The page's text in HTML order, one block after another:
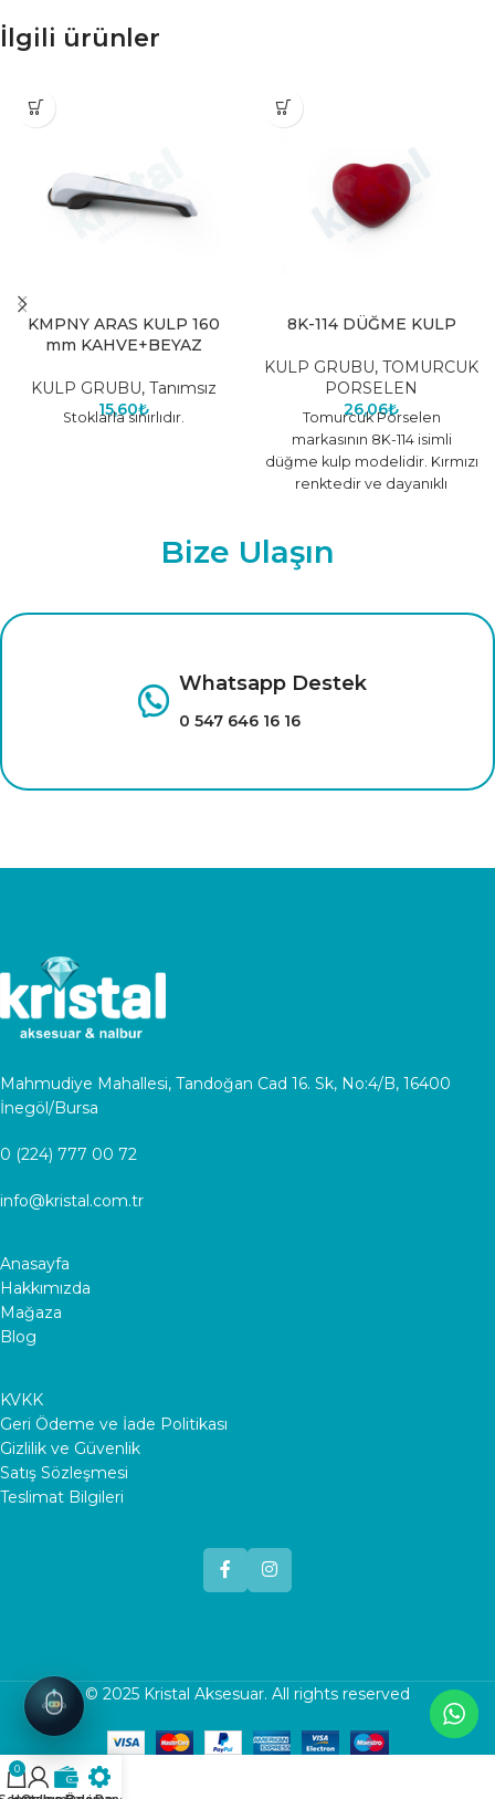
İlgili ürünler
KMPNY ARAS KULP 160
mm KAHVE+BEYAZ
KULP GRUBU, Tanımsız
15,60₺
Stoklarla sınırlıdır.
8K-114 DÜĞME KULP
KULP GRUBU, TOMURCUK
PORSELEN
26,06₺
Tomurcuk Porselen
markasının 8K-114 isimli
düğme kulp modelidir. Kırmızı
renktedir ve dayanıklı
Bize Ulaşın
Whatsapp Destek
0 547 646 16 16
Mahmudiye Mahallesi, Tandoğan Cad 16. Sk, No:4/B, 16400
İnegöl/Bursa
0 (224) 777 00 72
info@kristal.com.tr
Anasayfa
Hakkımızda
Mağaza
Blog
KVKK
Geri Ödeme ve İade Politikası
Gizlilik ve Güvenlik
Satış Sözleşmesi
Teslimat Bilgileri
© 2025 Kristal Aksesuar. All rights reserved
0